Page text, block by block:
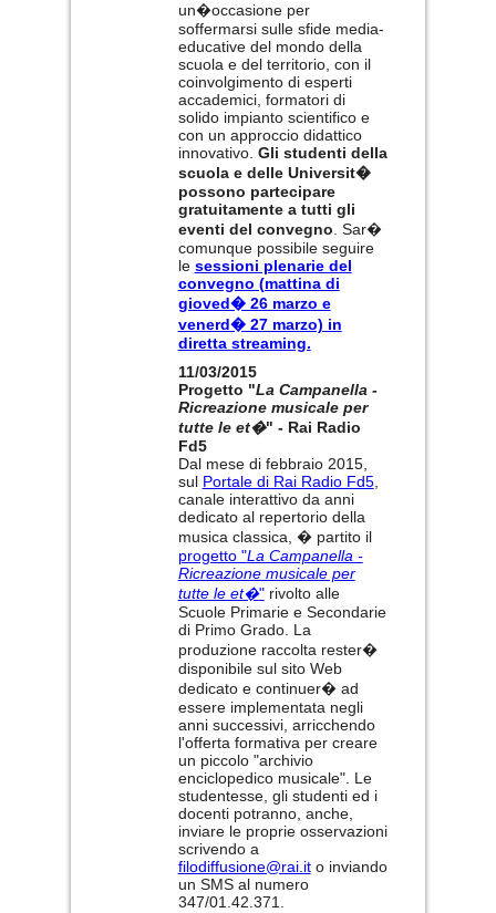
un�occasione per
soffermarsi sulle sfide media-
educative del mondo della
scuola e del territorio, con il
coinvolgimento di esperti
accademici, formatori di
solido impianto scientifico e
con un approccio didattico
innovativo. Gli studenti della
scuola e delle Universit�
possono partecipare
gratuitamente a tutti gli
eventi del convegno. Sar�
comunque possibile seguire
le sessioni plenarie del
convegno (mattina di
gioved� 26 marzo e
venerd� 27 marzo) in
diretta streaming.
11/03/2015
Progetto "La Campanella -
Ricreazione musicale per
tutte le et�" - Rai Radio
Fd5
Dal mese di febbraio 2015,
sul Portale di Rai Radio Fd5,
canale interattivo da anni
dedicato al repertorio della
musica classica, � partito il
progetto "La Campanella -
Ricreazione musicale per
tutte le et�"rivolto alle
Scuole Primarie e Secondarie
di Primo Grado. La
produzione raccolta rester�
disponibile sul sito Web
dedicato e continuer� ad
essere implementata negli
anni successivi, arricchendo
l'offerta formativa per creare
un piccolo "archivio
enciclopedico musicale". Le
studentesse, gli studenti ed i
docenti potranno, anche,
inviare le proprie osservazioni
scrivendo a
filodiffusione@rai.ito inviando
un SMS al numero
347/01.42.371.